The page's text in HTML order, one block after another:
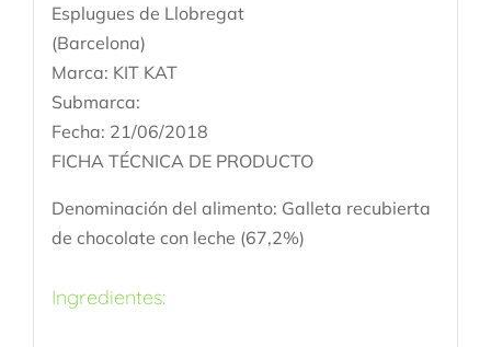
Esplugues de Llobregat
(Barcelona)
Marca: KIT KAT
Submarca:
Fecha: 21/06/2018
FICHA TÉCNICA DE PRODUCTO
Denominación del alimento: Galleta recubierta
de chocolate con leche (67,2%)
Ingredientes: